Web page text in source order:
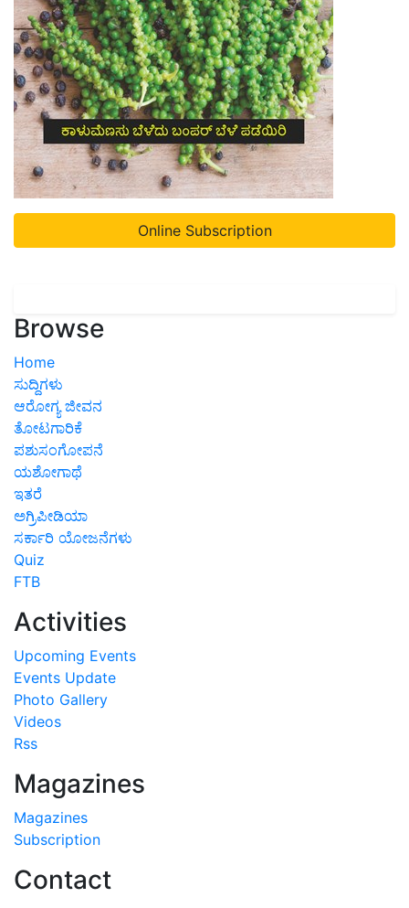
Online Subscription
Browse
Home
ಸುದ್ದಿಗಳು
ಆರೋಗ್ಯ ಜೀವನ
ತೋಟಗಾರಿಕೆ
ಪಶುಸಂಗೋಪನೆ
ಯಶೋಗಾಥೆ
ಇತರೆ
ಅಗ್ರಿಪೀಡಿಯಾ
ಸರ್ಕಾರಿ ಯೋಜನೆಗಳು
Quiz
FTB
Activities
Upcoming Events
Events Update
Photo Gallery
Videos
Rss
Magazines
Magazines
Subscription
Contact